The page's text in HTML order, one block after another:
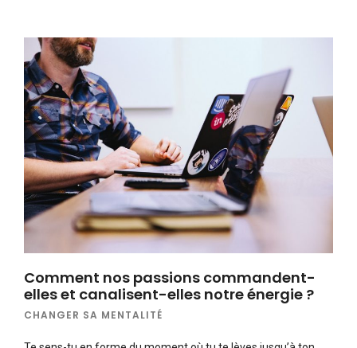
Comment nos passions commandent-
elles et canalisent-elles notre énergie ?
CHANGER SA MENTALITÉ